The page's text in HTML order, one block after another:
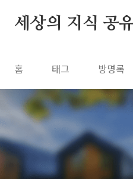
세상의 지식 공
홈 태그 방명록